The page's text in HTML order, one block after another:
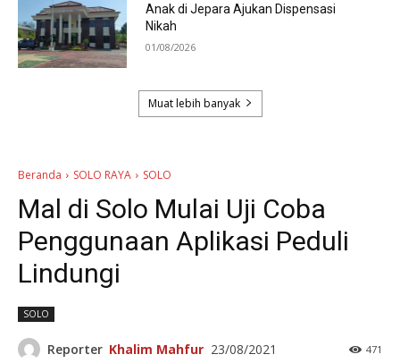
Anak di Jepara Ajukan Dispensasi
Nikah
01/08/2026
Muat lebih banyak